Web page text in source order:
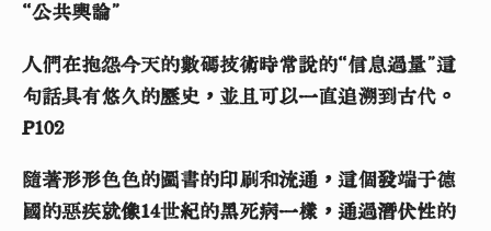
“公共輿論”
人們在抱怨今天的數碼技術時常說的“信息過量”這
句話具有悠久的歷史，並且可以一直追溯到古代。
P102
隨著形形色色的圖書的印刷和流通，這個發端于德
國的惡疾就像14世紀的黑死病一樣，通過潛伏性的